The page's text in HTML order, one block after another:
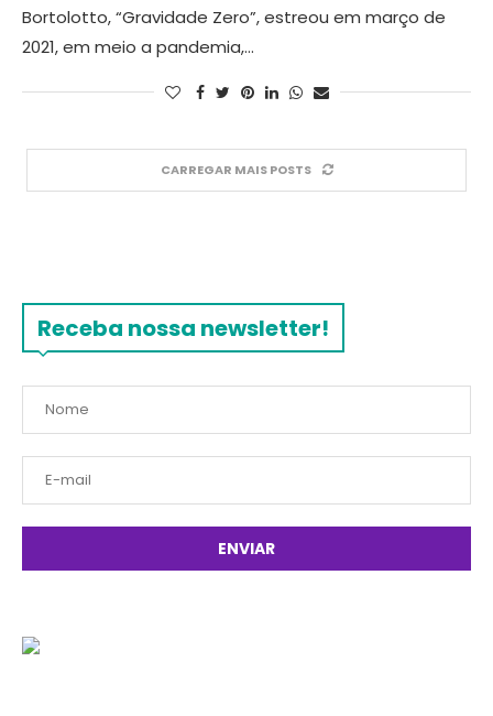
Bortolotto, “Gravidade Zero”, estreou em março de
2021, em meio a pandemia,…
CARREGAR MAIS POSTS
Receba nossa newsletter!